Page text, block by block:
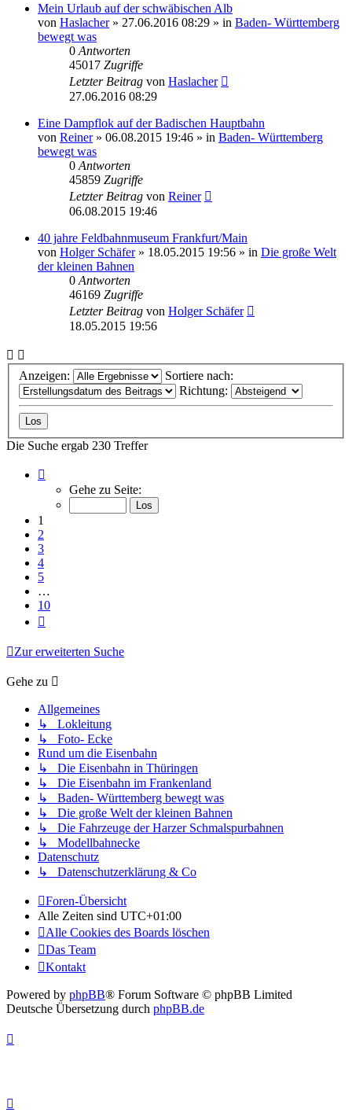
Mein Urlaub auf der schwäbischen Alb
von Haslacher» 27.06.2016 08:29 » in Baden- Württemberg
bewegt was
0 Antworten
45017 Zugriffe
Letzter Beitrag von Haslacher
27.06.2016 08:29
Eine Dampflok auf der Badischen Hauptbahn
von Reiner» 06.08.2015 19:46 » in Baden- Württemberg
bewegt was
0 Antworten
45859 Zugriffe
Letzter Beitrag von Reiner
06.08.2015 19:46
40 jahre Feldbahnmuseum Frankfurt/Main
von Holger Schäfer» 18.05.2015 19:56 » in Die große Welt
der kleinen Bahnen
0 Antworten
46169 Zugriffe
Letzter Beitrag von Holger Schäfer
18.05.2015 19:56
Anzeigen:
Sortiere nach:
Richtung:
Die Suche ergab 230 Treffer
von
Gehe zu Seite:
1
2
3
4
5
…
10
Zur erweiterten Suche
Gehe zu
Allgemeines
↳ Lokleitung
↳ Foto- Ecke
Rund um die Eisenbahn
↳ Die Eisenbahn in Thüringen
↳ Die Eisenbahn im Frankenland
↳ Baden- Württemberg bewegt was
↳ Die große Welt der kleinen Bahnen
↳ Die Fahrzeuge der Harzer Schmalspurbahnen
↳ Modellbahnecke
Datenschutz
↳ Datenschutzerklärung & Co
Foren-Übersicht
Alle Zeiten sind UTC+01:00
Alle Cookies des Boards löschen
Das Team
Kontakt
Powered by phpBB® Forum Software © phpBB Limited
Deutsche Übersetzung durch phpBB.de